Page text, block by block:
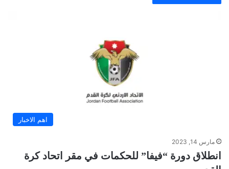
اهم الاخبار
مارس 14, 2023
انطلاق دورة “فيفا” للحكمات في مقر اتحاد كرة